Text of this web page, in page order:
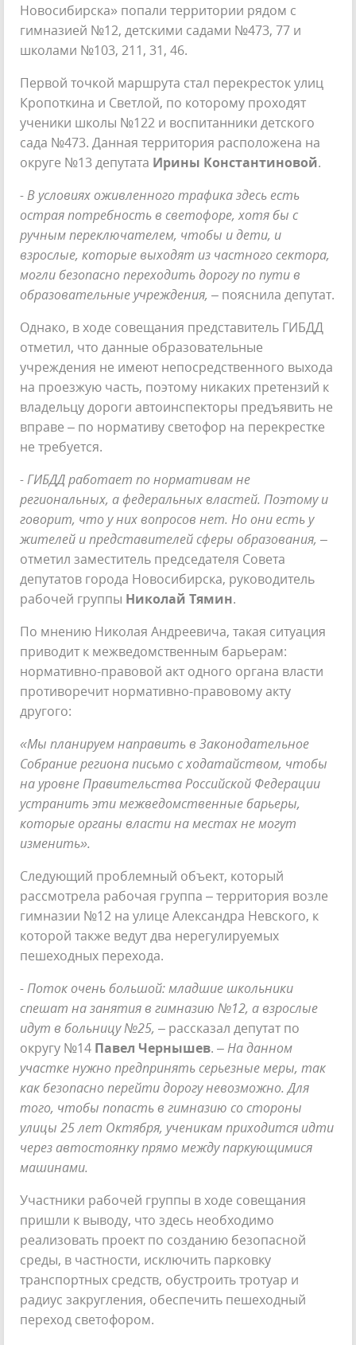
Новосибирска» попали территории рядом с
гимназией №12, детскими садами №473, 77 и
школами №103, 211, 31, 46.
Первой точкой маршрута стал перекресток улиц
Кропоткина и Светлой, по которому проходят
ученики школы №122 и воспитанники детского
сада №473. Данная территория расположена на
округе №13 депутата Ирины Константиновой.
- В условиях оживленного трафика здесь есть
острая потребность в светофоре, хотя бы с
ручным переключателем, чтобы и дети, и
взрослые, которые выходят из частного сектора,
могли безопасно переходить дорогу по пути в
образовательные учреждения, – пояснила депутат.
Однако, в ходе совещания представитель ГИБДД
отметил, что данные образовательные
учреждения не имеют непосредственного выхода
на проезжую часть, поэтому никаких претензий к
владельцу дороги автоинспекторы предъявить не
вправе – по нормативу светофор на перекрестке
не требуется.
- ГИБДД работает по нормативам не
региональных, а федеральных властей. Поэтому и
говорит, что у них вопросов нет. Но они есть у
жителей и представителей сферы образования, –
отметил заместитель председателя Совета
депутатов города Новосибирска, руководитель
рабочей группы Николай Тямин.
По мнению Николая Андреевича, такая ситуация
приводит к межведомственным барьерам:
нормативно-правовой акт одного органа власти
противоречит нормативно-правовому акту
другого:
«Мы планируем направить в Законодательное
Собрание региона письмо с ходатайством, чтобы
на уровне Правительства Российской Федерации
устранить эти межведомственные барьеры,
которые органы власти на местах не могут
изменить».
Следующий проблемный объект, который
рассмотрела рабочая группа – территория возле
гимназии №12 на улице Александра Невского, к
которой также ведут два нерегулируемых
пешеходных перехода.
- Поток очень большой: младшие школьники
спешат на занятия в гимназию №12, а взрослые
идут в больницу №25, – рассказал депутат по
округу №14 Павел Чернышев. – На данном
участке нужно предпринять серьезные меры, так
как безопасно перейти дорогу невозможно. Для
того, чтобы попасть в гимназию со стороны
улицы 25 лет Октября, ученикам приходится идти
через автостоянку прямо между паркующимися
машинами.
Участники рабочей группы в ходе совещания
пришли к выводу, что здесь необходимо
реализовать проект по созданию безопасной
среды, в частности, исключить парковку
транспортных средств, обустроить тротуар и
радиус закругления, обеспечить пешеходный
переход светофором.